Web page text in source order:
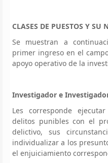
CLASES DE PUESTOS Y SU
Se muestran a
primer ingreso en el
apoyo operativo de la
Investigador e
Les corresponde
delitos punibles con el
delictivo, sus
individualizar a los
el enjuiciamiento